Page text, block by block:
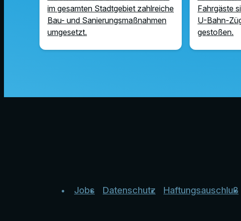
im gesamten Stadtgebiet zahlreiche
Bau- und Sanierungsmaßnahmen
umgesetzt.
Fahrgäste
U-Bahn-
gestoßen.
Jobs Datenschutz Haftungsauschluß